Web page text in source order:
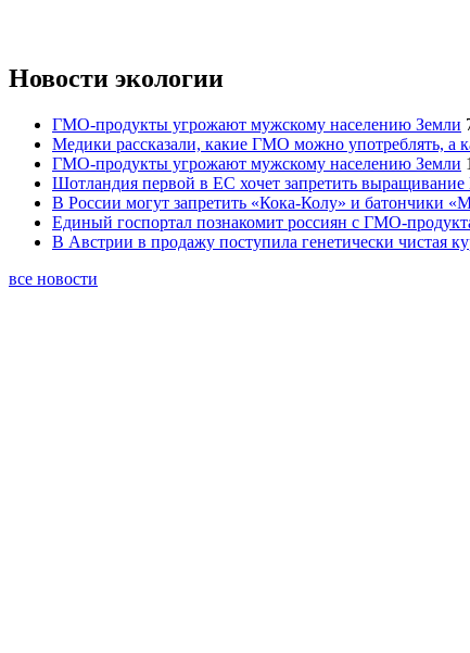
Новости экологии
ГМО-продукты угрожают мужскому населению Земли
Медики рассказали, какие ГМО можно употреблять, а
ГМО-продукты угрожают мужскому населению Земли
Шотландия первой в ЕС хочет запретить
В России могут запретить «Кока-Колу» и батончики
Единый госпортал познакомит россиян с ГМО-
В Австрии в продажу поступила генетически чистая
все новости